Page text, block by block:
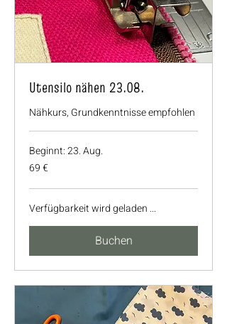
Utensilo nähen 23.08.
Nähkurs, Grundkenntnisse empfohlen
Beginnt: 23. Aug.
69
Euro
69 €
Verfügbarkeit wird geladen ...
Buchen